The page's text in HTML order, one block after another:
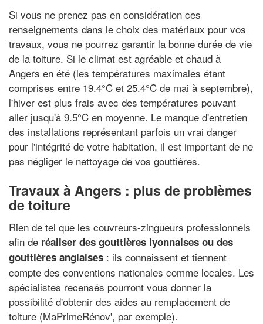
Si vous ne prenez pas en considération ces
renseignements dans le choix des matériaux pour vos
travaux, vous ne pourrez garantir la bonne durée de vie
de la toiture. Si le climat est agréable et chaud à
Angers en été (les températures maximales étant
comprises entre 19.4°C et 25.4°C de mai à septembre),
l'hiver est plus frais avec des températures pouvant
aller jusqu'à 9.5°C en moyenne. Le manque d'entretien
des installations représentant parfois un vrai danger
pour l'intégrité de votre habitation, il est important de ne
pas négliger le nettoyage de vos gouttières.
Travaux à Angers : plus de problèmes
de toiture
Rien de tel que les couvreurs-zingueurs professionnels
afin de réaliser des gouttières lyonnaises ou des
gouttières anglaises : ils connaissent et tiennent
compte des conventions nationales comme locales. Les
spécialistes recensés pourront vous donner la
possibilité d'obtenir des aides au remplacement de
toiture (MaPrimeRénov', par exemple).